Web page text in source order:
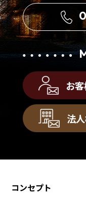
お
法
コンセプト